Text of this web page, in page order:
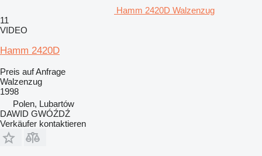
Hamm 2420D Walzenzug
11
VIDEO
Hamm 2420D
Preis auf Anfrage
Walzenzug
1998
Polen, Lubartów
DAWID GWÓŹDŹ
Verkäufer kontaktieren